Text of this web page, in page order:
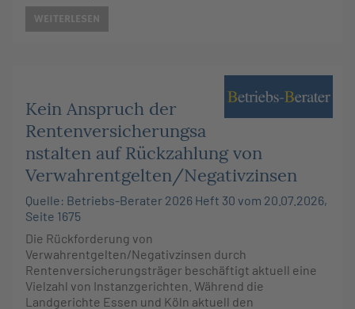
WEITERLESEN
Kein Anspruch der
Rentenversicherungsa
nstalten auf Rückzahlung von
Verwahrentgelten/Negativzinsen
Quelle: Betriebs-Berater 2026 Heft 30 vom 20.07.2026,
Seite 1675
Die Rückforderung von
Verwahrentgelten/Negativzinsen durch
Rentenversicherungsträger beschäftigt aktuell eine
Vielzahl von Instanzgerichten. Während die
Landgerichte Essen und Köln aktuell den